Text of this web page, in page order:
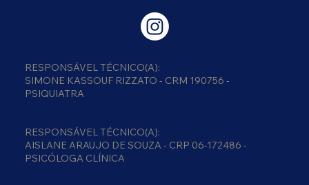
RESPONSÁVEL TÉCNICO(A):
SIMONE KASSOUF RIZZATO - CRM 190756 -
PSIQUIATRA
RESPONSÁVEL TÉCNICO(A):
AISLANE ARAUJO DE SOUZA - CRP 06-172486 -
PSICÓLOGA CLÍNICA